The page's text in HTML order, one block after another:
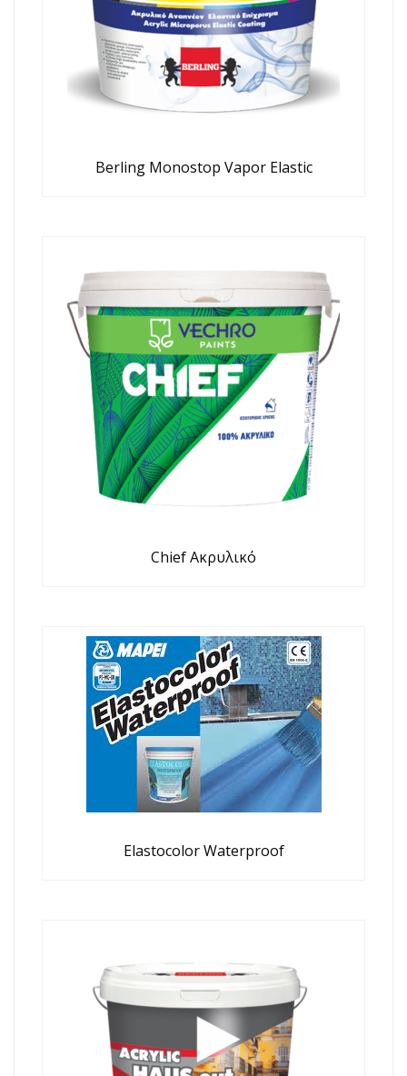
Berling Monostop Vapor Elastic
Chief Ακρυλικό
Elastocolor Waterproof